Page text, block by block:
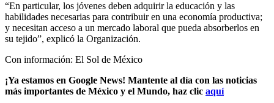
“En particular, los jóvenes deben adquirir la educación y las
habilidades necesarias para contribuir en una economía productiva;
y necesitan acceso a un mercado laboral que pueda absorberlos en
su tejido”, explicó la Organización.
Con información: El Sol de México
¡Ya estamos en Google News! Mantente al día con las noticias
más importantes de México y el Mundo, haz clic aquí